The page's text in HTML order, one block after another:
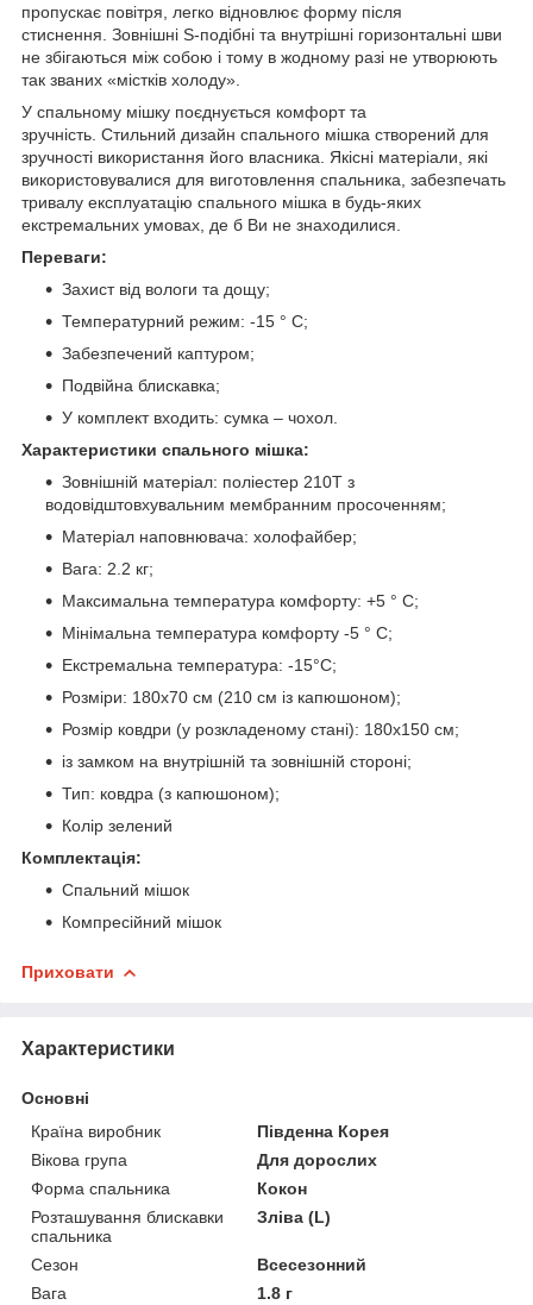
пропускає повітря, легко відновлює форму після
стиснення. Зовнішні S-подібні та внутрішні горизонтальні шви
не збігаються між собою і тому в жодному разі не утворюють
так званих «містків холоду».
У спальному мішку поєднується комфорт та
зручність. Стильний дизайн спального мішка створений для
зручності використання його власника. Якісні матеріали, які
використовувалися для виготовлення спальника, забезпечать
тривалу експлуатацію спального мішка в будь-яких
екстремальних умовах, де б Ви не знаходилися.
Переваги:
Захист від вологи та дощу;
Температурний режим: -15 ° С;
Забезпечений каптуром;
Подвійна блискавка;
У комплект входить: сумка – чохол.
Характеристики спального мішка:
Зовнішній матеріал: поліестер 210T з
водовідштовхувальним мембранним просоченням;
Матеріал наповнювача: холофайбер;
Вага: 2.2 кг;
Максимальна температура комфорту: +5 ° C;
Мінімальна температура комфорту -5 ° C;
Екстремальна температура: -15°C;
Розміри: 180х70 см (210 см із капюшоном);
Розмір ковдри (у розкладеному стані): 180х150 см;
із замком на внутрішній та зовнішній стороні;
Тип: ковдра (з капюшоном);
Колір зелений
Комплектація:
Спальний мішок
Компресійний мішок
Приховати
Характеристики
Основні
Країна виробник
Південна Корея
Вікова група
Для дорослих
Форма спальника
Кокон
Розташування блискавки
спальника
Зліва (L)
Сезон
Всесезонний
Вага
1.8 г